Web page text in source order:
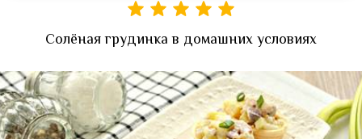
Солёная грудинка в домашних условиях